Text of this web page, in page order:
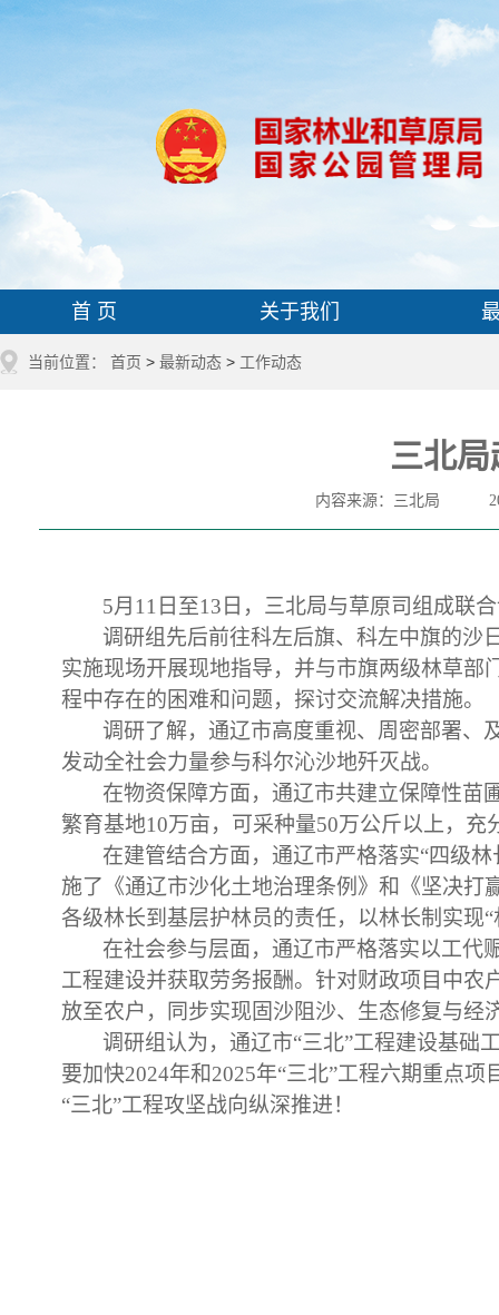
首 页 关于我们
当前位置： 首页 > 最新动态 > 工作动态
三北
内容来源：三北局
5月11日至13日，三北局与草原司组成联
调研组先后前往科左后旗、科左中旗的沙
实施现场开展现地指导，并与市旗两级林草部
程中存在的困难和问题，探讨交流解决措施。
调研了解，通辽市高度重视、周密部署、
发动全社会力量参与科尔沁沙地歼灭战。
在物资保障方面，通辽市共建立保障性苗
繁育基地10万亩，可采种量50万公斤以上，充
在建管结合方面，通辽市严格落实“四级
施了《通辽市沙化土地治理条例》和《坚决打
各级林长到基层护林员的责任，以林长制实现“
在社会参与层面，通辽市严格落实以工代
工程建设并获取劳务报酬。针对财政项目中农
放至农户，同步实现固沙阻沙、生态修复与经
调研组认为，通辽市“三北”工程建设基础
要加快2024年和2025年“三北”工程六期重点
“三北”工程攻坚战向纵深推进！